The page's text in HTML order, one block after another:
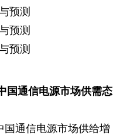
预测
预测
预测
国通信电源市场供需态
国通信电源市场供给增